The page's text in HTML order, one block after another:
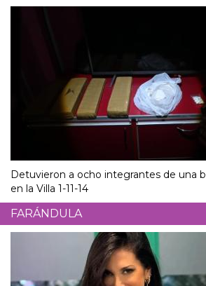
Detuvieron a ocho integrantes de una
en la Villa 1-11-14
FARÁNDULA